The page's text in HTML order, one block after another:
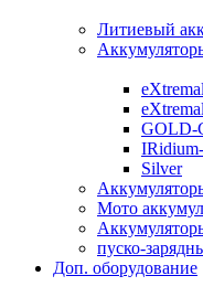
Литиевый
GOLD-
Silver
Мото
пуско-
Доп. оборудование